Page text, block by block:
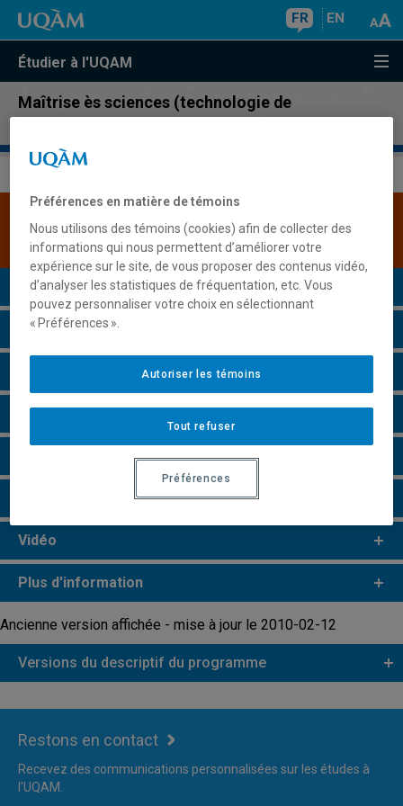
FR EN
Étudier à l'UQAM
Maîtrise ès sciences (technologie de
Une version plus récente de ce programme est
disponible.
Cliquez ici pour la consulter
Présentation du programme
Conditions d'admission
Cours à suivre et horaires
Particularités
Remarques et règlements
Faire une demande d'admission
Vidéo
Plus d'information
Ancienne version affichée - mise à jour le 2010-02-12
Versions du descriptif du programme
Restons en contact
Recevez des communications personnalisées sur les études à
l'UQAM.
Préférences en matière de témoins
Nous utilisons des témoins (cookies) afin de collecter des
informations qui nous permettent d’améliorer votre
expérience sur le site, de vous proposer des contenus vidéo,
d’analyser les statistiques de fréquentation, etc. Vous
pouvez personnaliser votre choix en sélectionnant
« Préférences ».
Tout refuser
Autoriser les témoins
Préférences